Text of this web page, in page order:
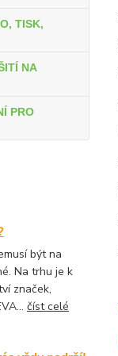
TISK,
NA
PRO
být na
Na trhu je k
značek,
číst celé